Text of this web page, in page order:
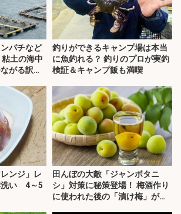
パチなど
土の海中
がる訳と
釣りができるキャンプ場は本当
に魚釣れる？ 釣りのプロが実釣
検証＆キャンプ飯も満喫
ンジ」レ
洗い 4～5
田んぼの大敵「ジャンボタニ
シ」対策に秘策登場！ 梅酒作り
に使われた後の「漬け梅」が効